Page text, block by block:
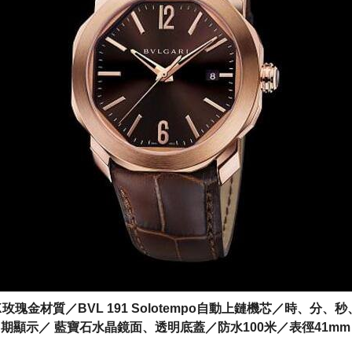
瑰金材質／BVL 191 Solotempo自動上鏈機芯／時、分、秒
期顯示／ 藍寶石水晶鏡面、透明底蓋／防水100米／表徑41mm